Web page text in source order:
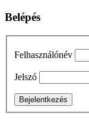
Belépés
Felhasználónév
Jelszó